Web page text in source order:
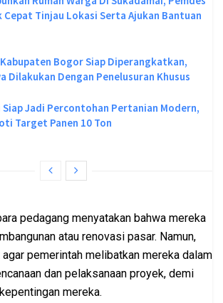
Cepat Tinjau Lokasi Serta Ajukan Bantuan
Bogor Siap Diperangkatkan,
Dilakukan Dengan Penelusuran Khusus
Siap Jadi Percontohan Pertanian Modern,
Target Panen 10 Ton
pedagang menyatakan bahwa mereka
atau renovasi pasar. Namun,
pemerintah melibatkan mereka dalam
dan pelaksanaan proyek, demi
mereka.